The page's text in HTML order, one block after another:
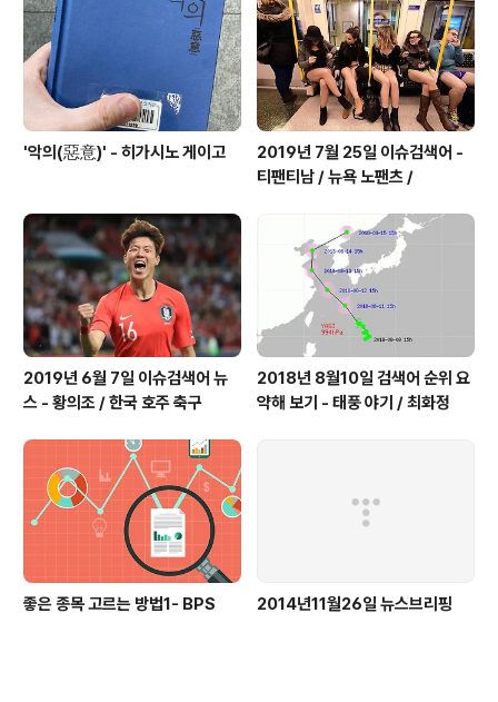
'악의(惡意)' - 히가시노 게이고
2019년 7월 25일 이슈검색어 -
티팬티남 / 뉴욕 노팬츠 /
2019년 6월 7일 이슈검색어 뉴
스 - 황의조 / 한국 호주 축구
2018년 8월10일 검색어 순위 요
약해 보기 - 태풍 야기 / 최화정
좋은 종목 고르는 방법1- BPS 2014년11월26일 뉴스브리핑